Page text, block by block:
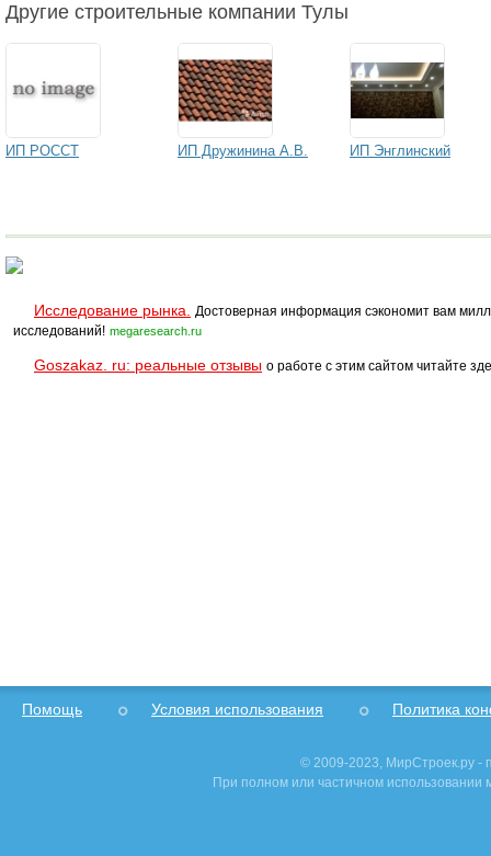
Другие строительные компании Тулы
ИП РОССТ ИП Дружинина А.В. ИП Энглинский
Исследование рынка.
Достоверная информация сэкономит вам
исследований! megaresearch.ru
Goszakaz. ru: реальные отзывы о работе с этим сайтом читайте
Помощь Условия использования Политика
© 2009-2023, МирСтроек.ру -
При полном или частичном использовании